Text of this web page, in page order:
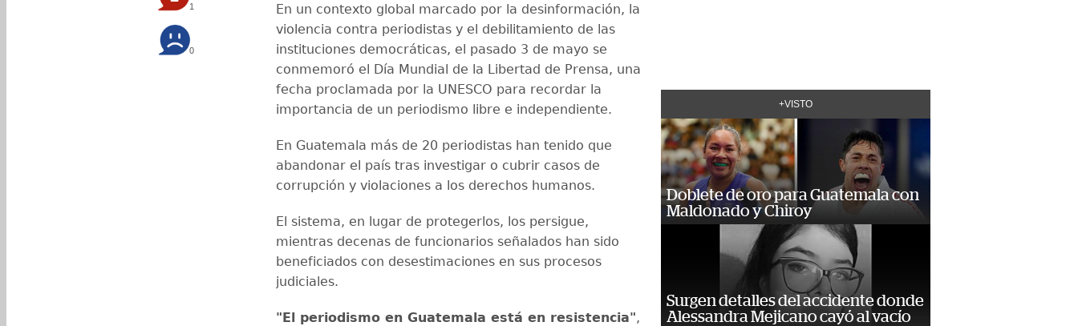
1
0
En un contexto global marcado por la desinformación, la
violencia contra periodistas y el debilitamiento de las
instituciones democráticas, el pasado 3 de mayo se
conmemoró el Día Mundial de la Libertad de Prensa, una
fecha proclamada por la UNESCO para recordar la
importancia de un periodismo libre e independiente.
En Guatemala más de 20 periodistas han tenido que
abandonar el país tras investigar o cubrir casos de
corrupción y violaciones a los derechos humanos.
El sistema, en lugar de protegerlos, los persigue,
mientras decenas de funcionarios señalados han sido
beneficiados con desestimaciones en sus procesos
judiciales.
"El periodismo en Guatemala está en resistencia",
+VISTO
Doblete de oro para Guatemala con
Maldonado y Chiroy
Surgen detalles del accidente donde
Alessandra Mejicano cayó al vacío